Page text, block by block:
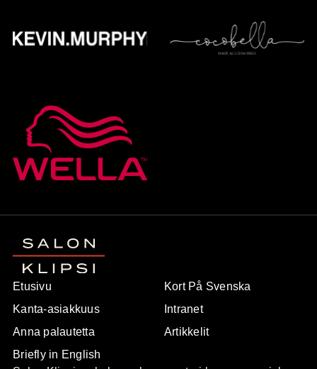
Etusivu
Kanta-asiakkuus
Anna palautetta
Briefly in English
Kort På Svenska
Intranet
Artikkelit